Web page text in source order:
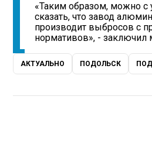
«Таким образом, можно с
сказать, что завод
производит выбросов с
нормативов», - заключил
АКТУАЛЬНО ПОДОЛЬСК